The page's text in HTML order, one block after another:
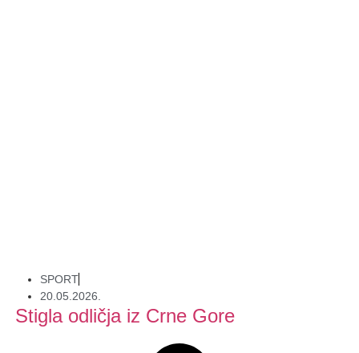
SPORT
20.05.2026.
Stigla odličja iz Crne Gore